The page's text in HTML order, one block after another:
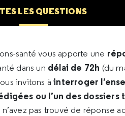
LES QUESTIONS
santé vous apporte une
dans un délai de 72h (du
invitons àinterroger
ou l’un des dossiers
n’avez pas trouvé de réponse